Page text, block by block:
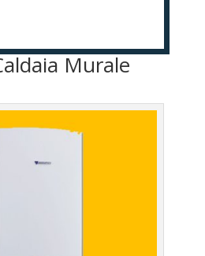
Murale